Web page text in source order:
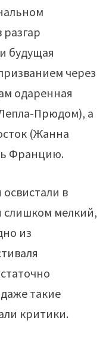
будущая
через
одаренная
Прюдом), а
(Жанна
Францию.
в
слишком мелкий,
из
такие
критики.